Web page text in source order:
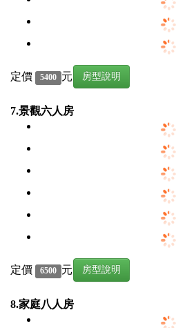
定價 5400 元 房型說明
7.景觀六人房
定價 6500 元 房型說明
8.家庭八人房